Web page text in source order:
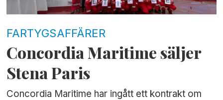
FARTYGSAFFÄRER
Concordia Maritime säljer
Stena Paris
Concordia Maritime har ingått ett kontrakt om